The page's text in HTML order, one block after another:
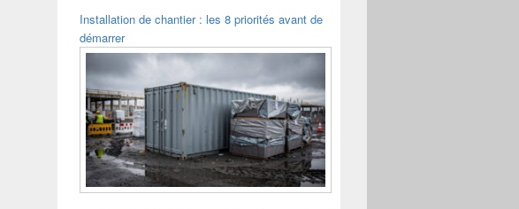
Installation de chantier : les 8 priorités avant de
démarrer